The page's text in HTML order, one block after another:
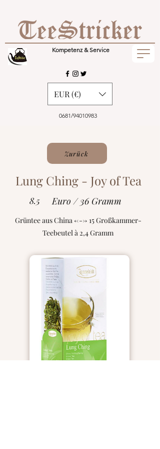
Kompetenz & Service
0681/94010983
EUR (€)
Zurück
Lung Ching - Joy of Tea
8.5 Euro / 36 Gramm
Grüntee aus China <---> 15 Großkammer-
Teebeutel à 2,4 Gramm